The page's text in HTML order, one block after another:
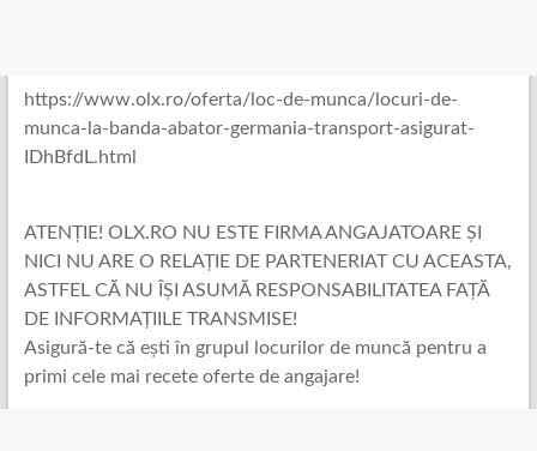
https://www.olx.ro/oferta/loc-de-munca/locuri-de-
munca-la-banda-abator-germania-transport-asigurat-
IDhBfdL.html
ATENȚIE! OLX.RO NU ESTE FIRMA ANGAJATOARE ȘI
NICI NU ARE O RELAȚIE DE PARTENERIAT CU ACEASTA,
ASTFEL CĂ NU ÎȘI ASUMĂ RESPONSABILITATEA FAȚĂ
DE INFORMAȚIILE TRANSMISE!
Asigură-te că ești în grupul locurilor de muncă pentru a
primi cele mai recete oferte de angajare!